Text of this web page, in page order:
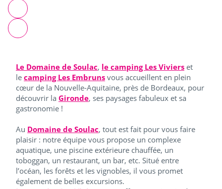
Le Domaine de Soulac, le camping Les Viviers et
le camping Les Embruns vous accueillent en plein
cœur de la Nouvelle-Aquitaine, près de Bordeaux, pour
découvrir la Gironde, ses paysages fabuleux et sa
gastronomie !
Au Domaine de Soulac, tout est fait pour vous faire
plaisir : notre équipe vous propose un complexe
aquatique, une piscine extérieure chauffée, un
toboggan, un restaurant, un bar, etc. Situé entre
l’océan, les forêts et les vignobles, il vous promet
également de belles excursions.